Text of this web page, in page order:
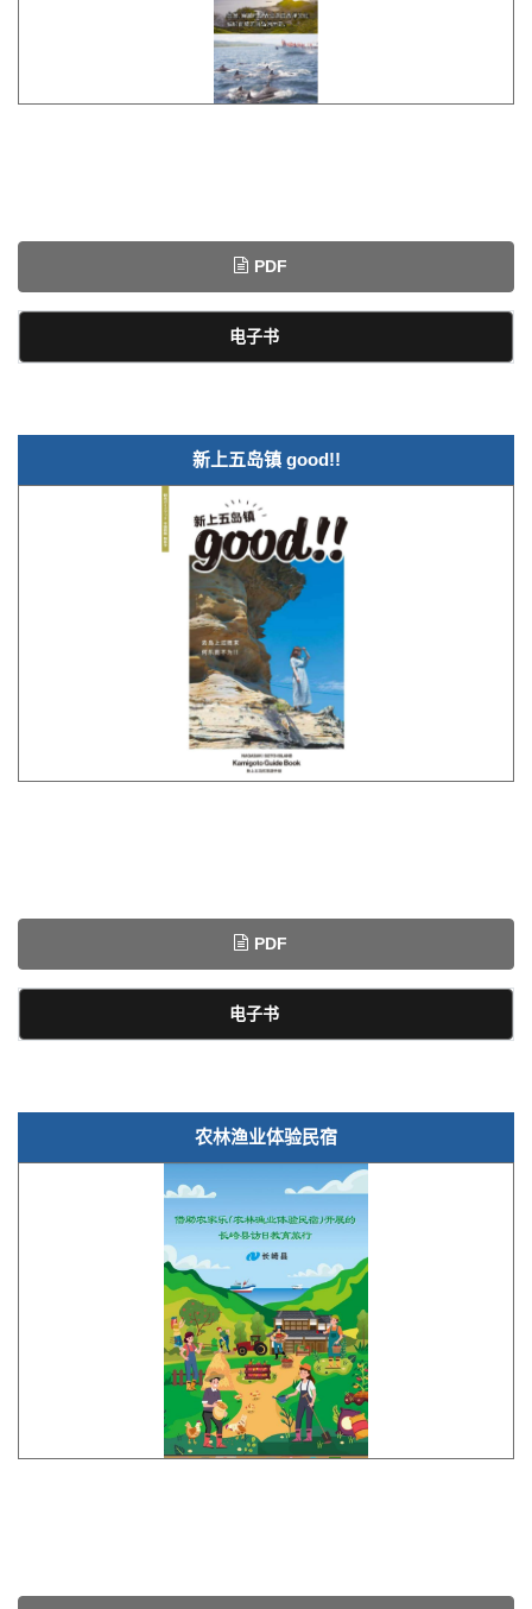
PDF
电子书
新上五岛镇 good!!
PDF
电子书
农林渔业体验民宿